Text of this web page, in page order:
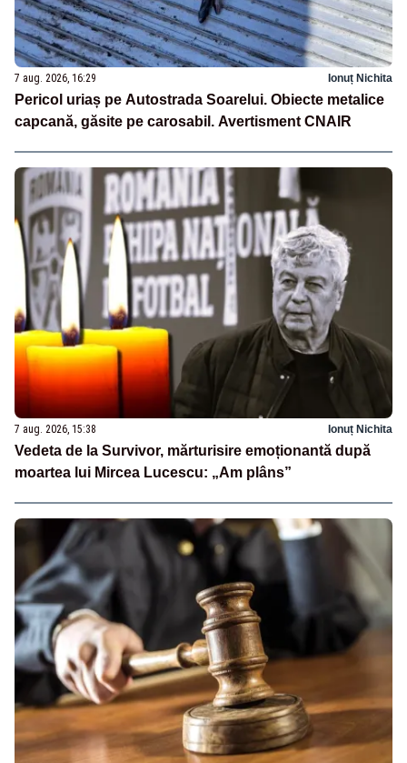
7 aug. 2026, 16:29 Ionuț Nichita
Pericol uriaș pe Autostrada Soarelui. Obiecte metalice
capcană, găsite pe carosabil. Avertisment CNAIR
7 aug. 2026, 15:38 Ionuț Nichita
Vedeta de la Survivor, mărturisire emoționantă după
moartea lui Mircea Lucescu: „Am plâns”